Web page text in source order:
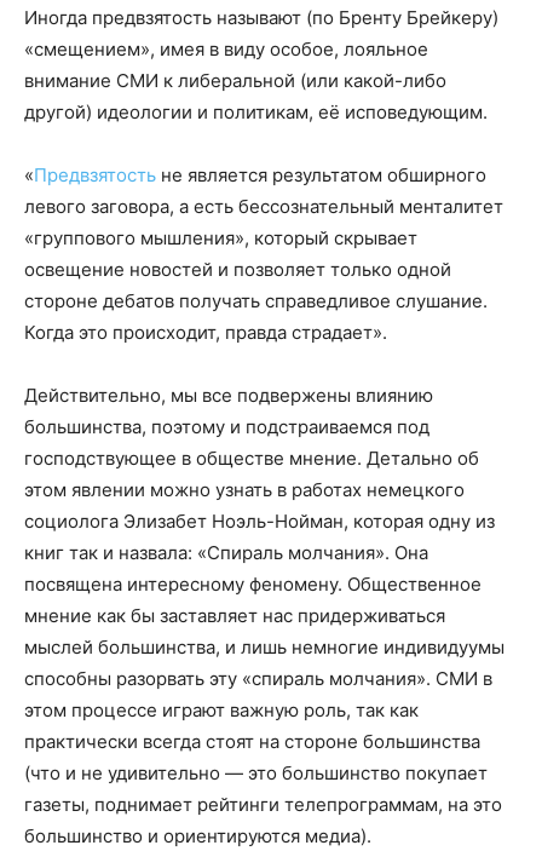
Иногда предвзятость называют (по Бренту Брейкеру)
«смещением», имея в виду особое, лояльное
внимание СМИ к либеральной (или какой-либо
другой) идеологии и политикам, её исповедующим.
«Предвзятость не является результатом обширного
левого заговора, а есть бессознательный менталитет
«группового мышления», который скрывает
освещение новостей и позволяет только одной
стороне дебатов получать справедливое слушание.
Когда это происходит, правда страдает».
Действительно, мы все подвержены влиянию
большинства, поэтому и подстраиваемся под
господствующее в обществе мнение. Детально об
этом явлении можно узнать в работах немецкого
социолога Элизабет Ноэль-Нойман, которая одну из
книг так и назвала: «Спираль молчания». Она
посвящена интересному феномену. Общественное
мнение как бы заставляет нас придерживаться
мыслей большинства, и лишь немногие индивидуумы
способны разорвать эту «спираль молчания». СМИ в
этом процессе играют важную роль, так как
практически всегда стоят на стороне большинства
(что и не удивительно — это большинство покупает
газеты, поднимает рейтинги телепрограммам, на это
большинство и ориентируются медиа).